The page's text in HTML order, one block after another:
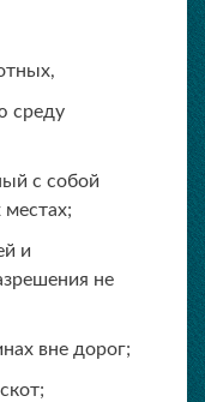
среду
с собой
и
не
вне дорог;